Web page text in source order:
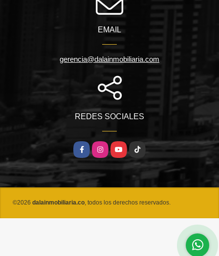
EMAIL
gerencia@dalainmobiliaria.com
REDES SOCIALES
FacebookInstagramYouTube
TikTok
©2026 dalainmobiliaria.co , todos los derechos reservados.